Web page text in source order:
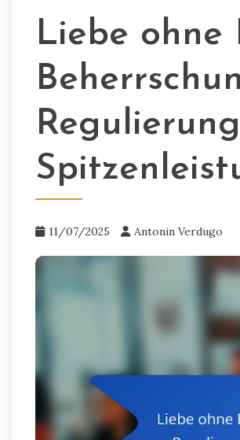
Liebe ohne
11/07/2025 Antonin Verdugo